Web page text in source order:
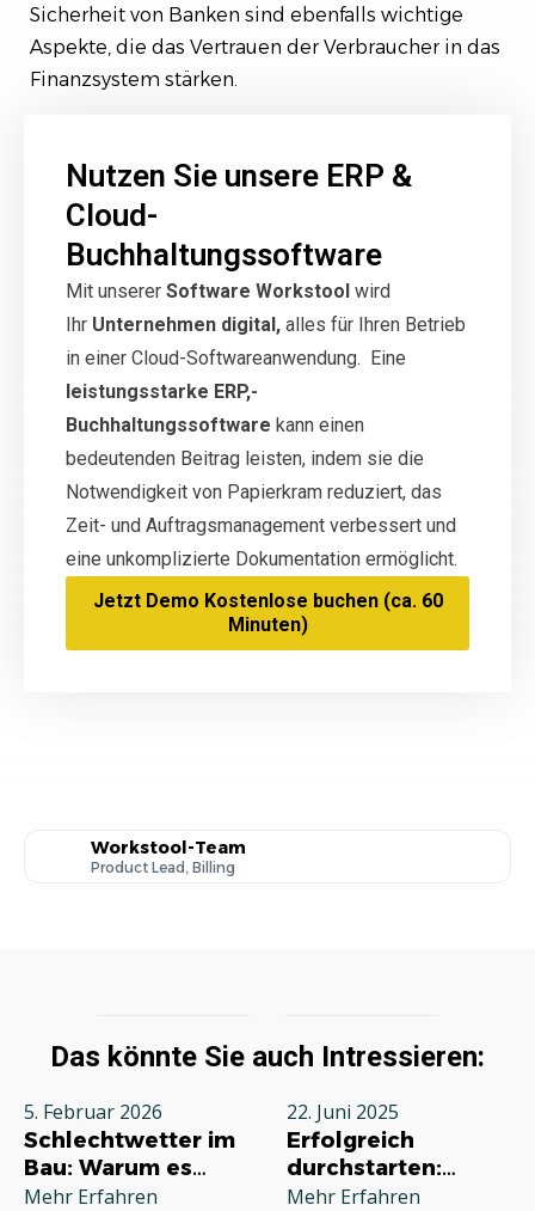
Sicherheit von Banken sind ebenfalls wichtige
Aspekte, die das Vertrauen der Verbraucher in das
Finanzsystem stärken.
Nutzen Sie unsere ERP &
Cloud-
Buchhaltungssoftware
Mit unserer Software Workstool wird
Ihr Unternehmen digital, alles für Ihren Betrieb
in einer Cloud-Softwareanwendung. Eine
leistungsstarke ERP,-
Buchhaltungssoftware kann einen
bedeutenden Beitrag leisten, indem sie die
Notwendigkeit von Papierkram reduziert, das
Zeit- und Auftragsmanagement verbessert und
eine unkomplizierte Dokumentation ermöglicht.
Jetzt Demo Kostenlose buchen (ca. 60
Minuten)
Workstool-Team
Product Lead, Billing
Das könnte Sie auch Intressieren:
5. Februar 2026
Schlechtwetter im
Bau: Warum es
jeden Betrieb
Mehr Erfahren
22. Juni 2025
Erfolgreich
durchstarten:
Deine
Mehr Erfahren